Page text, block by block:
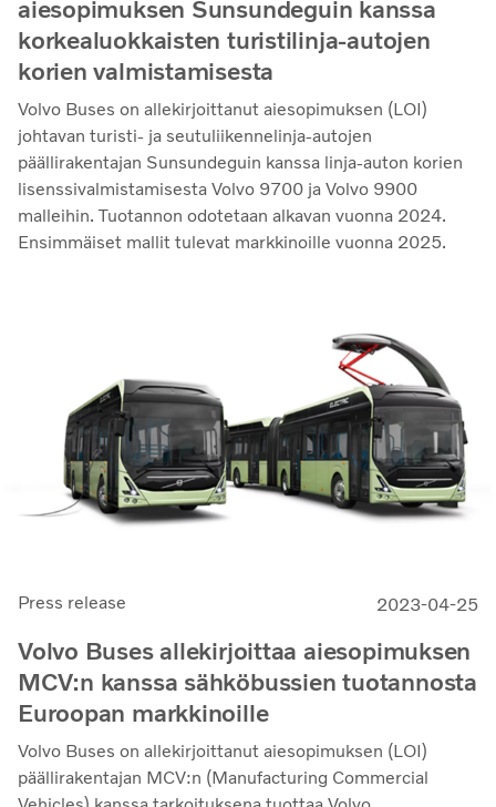
aiesopimuksen Sunsundeguin kanssa
korkealuokkaisten turistilinja-autojen
korien valmistamisesta
Volvo Buses on allekirjoittanut aiesopimuksen (LOI)
johtavan turisti- ja seutuliikennelinja-autojen
päällirakentajan Sunsundeguin kanssa linja-auton korien
lisenssivalmistamisesta Volvo 9700 ja Volvo 9900
malleihin. Tuotannon odotetaan alkavan vuonna 2024.
Ensimmäiset mallit tulevat markkinoille vuonna 2025.
Press release 2023-04-25
Volvo Buses allekirjoittaa aiesopimuksen
MCV:n kanssa sähköbussien tuotannosta
Euroopan markkinoille
Volvo Buses on allekirjoittanut aiesopimuksen (LOI)
päällirakentajan MCV:n (Manufacturing Commercial